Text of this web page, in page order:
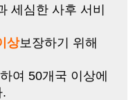
세심한 사후 서비
상보장하기 위해
여 50개국 이상에